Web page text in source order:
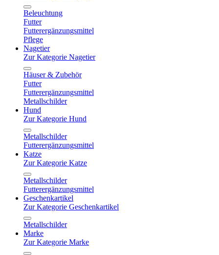
Beleuchtung
Futter
Futterergänzungsmittel
Pflege
Nagetier
Zur Kategorie Nagetier
Häuser & Zubehör
Futter
Futterergänzungsmittel
Metallschilder
Hund
Zur Kategorie Hund
Metallschilder
Futterergänzungsmittel
Katze
Zur Kategorie Katze
Metallschilder
Futterergänzungsmittel
Geschenkartikel
Zur Kategorie Geschenkartikel
Metallschilder
Marke
Zur Kategorie Marke